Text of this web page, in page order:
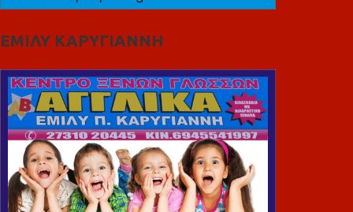
ΕΜΙΛΥ ΚΑΡΥΓΙΑΝΝΗ